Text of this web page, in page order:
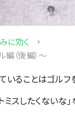
に効く
（後編）～
いることはゴルフ
ミスしたくない